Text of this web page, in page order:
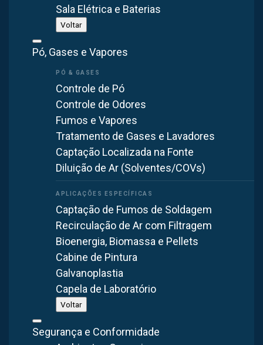
Sala Elétrica e Baterias
Voltar
Pó, Gases e Vapores
Controle de Pó
Controle de Odores
Fumos e Vapores
Tratamento de Gases e Lavadores
Captação Localizada na Fonte
Diluição de Ar (Solventes/COVs)
Captação de Fumos de Soldagem
Recirculação de Ar com Filtragem
Bioenergia, Biomassa e Pellets
Cabine de Pintura
Galvanoplastia
Capela de Laboratório
Voltar
Segurança e Conformidade
Primeiramente, vamos esclarecer o que é e como funciona
um exaustor centrífugo. Basicamente, podemos dizer que
trata-se de um tipo de ventilador que tem a função de
deslocar o ar em sistemas de ventilação que precisam
reter materiais particulados (poeira, odores, gases e outras
substâncias tóxicas) que permanecem no ambiente.
Sendo assim, é a opção ideal para renovar o ar
contaminado, proporcionar conforto térmico e preservar a
saúde e o bem-estar dos trabalhadores. Neste sentido, o
exaustor para laboratório
os tipos de laboratórios que manuseiam produtos
químicos, vapores agressivos e tóxicos e líquidos
perigosos, por exemplo.